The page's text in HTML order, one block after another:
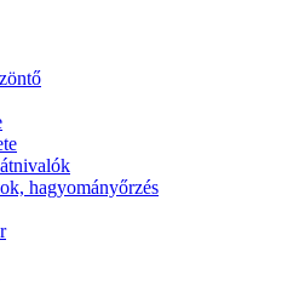
hagyományőrzés